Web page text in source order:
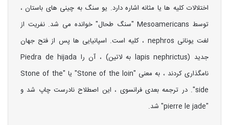
اختلالات کلیه ها یا مثانه اشاره دارد. یو سنگ به چینی های باستان ،
توسط Mesoamericans "سنگ طحال" خوانده می شد. نفریت از
لغت یونانی nephros ، کلیه است. اسپانیایی ها پس از فتح جهان
جدید (lapis nephrictus به لاتین) ، آن را Piedra de hijada
نامگذاری کردند ، به معنی "Stone of the loin" یا "Stone of the
side". در ترجمه بعدی فرانسوی ، این اصطلاح نادرست چاپ شد و
"pierre le jade" شد.